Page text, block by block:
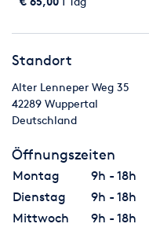
Standort
Alter Lenneper Weg 35
42289 Wuppertal
Deutschland
Öffnungszeiten
Montag
9h - 18h
Dienstag
9h - 18h
Mittwoch
9h - 18h